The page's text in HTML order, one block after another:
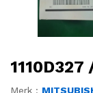
1110D327
Merk :